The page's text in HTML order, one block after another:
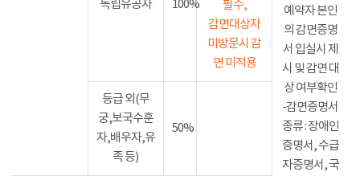
필수,
감면대상자
미방문시 감
면 미적용
예약자 본인
의 감면증명
서 입실시 제
시 및 감면 대
상 여부확인
-감면증명서
종류 : 장애인
증명서, 수급
자증명서, 국
독립유공자 100%
등급 외(무
궁,보국수훈
자,배우자,유
족 등)
50%